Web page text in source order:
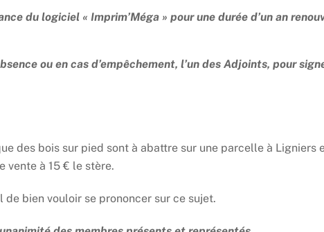
du logiciel « Imprim’Méga » pour une durée d’un an
ou en cas d’empêchement, l’un des Adjoints, pour
des bois sur pied sont à abattre sur une parcelle à Ligniers
vente à 15 € le stère.
bien vouloir se prononcer sur ce sujet.